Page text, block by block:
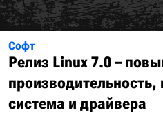
Софт
Релиз Linux 7.0 –
система и драйвера